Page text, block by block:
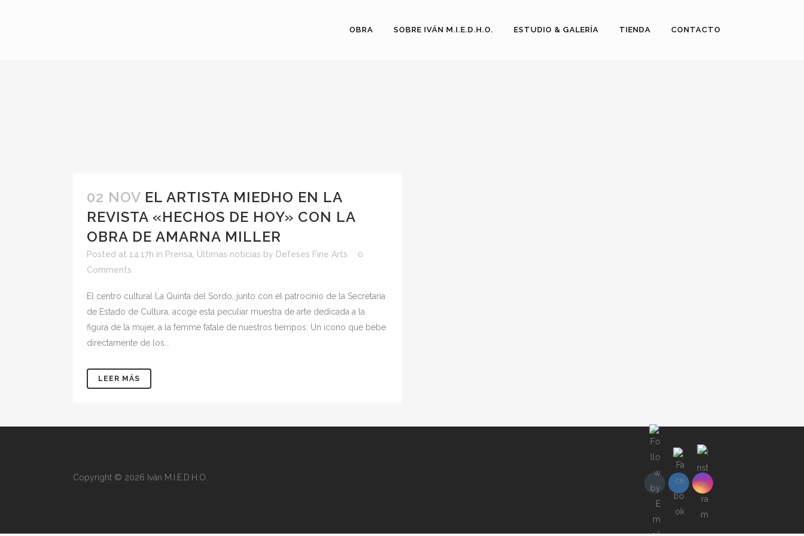
OBRA SOBRE IVÁN M.I.E.D.H.O. ESTUDIO & GALERÍA TIENDA CONTACTO
02 NOV EL ARTISTA MIEDHO EN LA
REVISTA «HECHOS DE HOY» CON LA
OBRA DE AMARNA MILLER
Posted at 14:17h in Prensa Últimas noticias by Defeses Fine Arts
0
Comments
El centro cultural La Quinta del Sordo, junto con el patrocinio de la Secretaría
de Estado de Cultura, acoge esta peculiar muestra de arte dedicada a la
figura de la mujer, a la femme fatale de nuestros tiempos. Un icono que bebe
directamente de los...
LEER MÁS
Copyright © 2026 Iván M.I.E.D.H.O.